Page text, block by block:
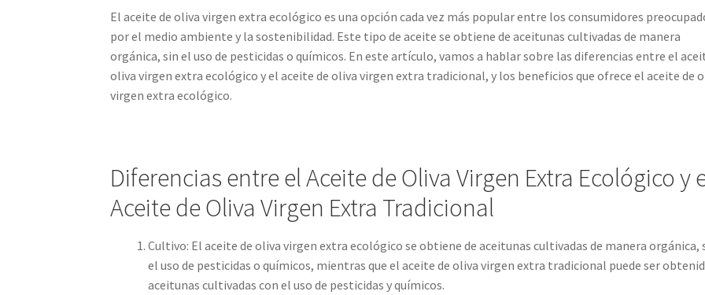
El aceite de oliva virgen extra ecológico es una opción cada vez más popular entre los consumidores
por el medio ambiente y la sostenibilidad. Este tipo de aceite se obtiene de aceitunas cultivadas de manera
orgánica, sin el uso de pesticidas o químicos. En este artículo, vamos a hablar sobre las diferencias entre el
oliva virgen extra ecológico y el aceite de oliva virgen extra tradicional, y los beneficios que ofrece el aceite de
virgen extra ecológico.
Diferencias entre el Aceite de Oliva Virgen Extra Ecológico y
Aceite de Oliva Virgen Extra Tradicional
Cultivo: El aceite de oliva virgen extra ecológico se obtiene de aceitunas cultivadas de manera orgánica,
el uso de pesticidas o químicos, mientras que el aceite de oliva virgen extra tradicional puede ser
aceitunas cultivadas con el uso de pesticidas y químicos.